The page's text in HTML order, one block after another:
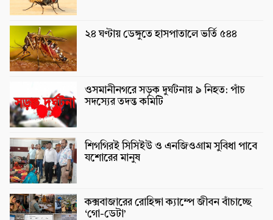
২৪ ঘণ্টায় ডেঙ্গুতে হাসপাতালে ভর্তি ৫৪৪
ওসমানীনগরে সড়ক দুর্ঘটনায় ৯ নিহত: পাঁচ
সদস্যের তদন্ত কমিটি
শিগগিরই সিসিইউ ও এনজিওগ্রাম সুবিধা পাবে
যশোরের মানুষ
কক্সবাজারের রোহিঙ্গা ক্যাম্পে জীবন বাঁচাচ্ছে
‘গো-ডেটা’